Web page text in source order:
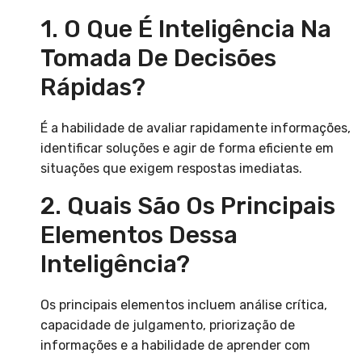
1. O Que É Inteligência Na
Tomada De Decisões
Rápidas?
É a habilidade de avaliar rapidamente informações,
identificar soluções e agir de forma eficiente em
situações que exigem respostas imediatas.
2. Quais São Os Principais
Elementos Dessa
Inteligência?
Os principais elementos incluem análise crítica,
capacidade de julgamento, priorização de
informações e a habilidade de aprender com